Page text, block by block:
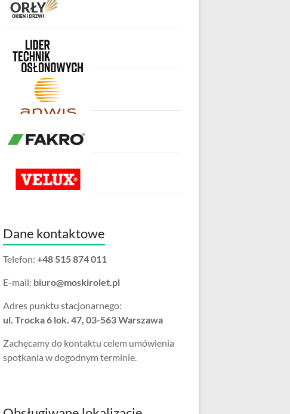
Dane kontaktowe
Telefon: +48 515 874 011
E-mail: biuro@moskirolet.pl
Adres punktu stacjonarnego:
ul. Trocka 6 lok. 47, 03-563 Warszawa
Zachęcamy do kontaktu celem umówienia
spotkania w dogodnym terminie.